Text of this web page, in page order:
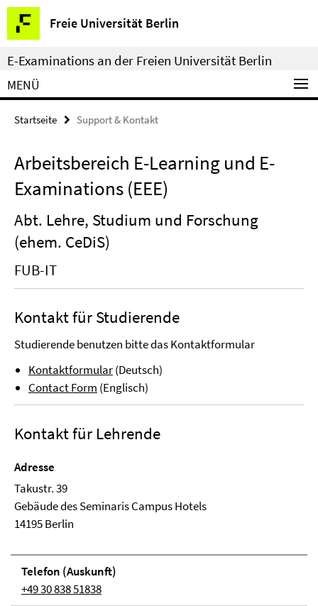
Springe
direkt
zu
Inhalt
Freie Universität Berlin
Service-
Navigation
E-Examinations an der Freien Universität Berlin
MENÜ
Startseite Support & Kontakt
Arbeitsbereich E-Learning und E-
Examinations (EEE)
Abt. Lehre, Studium und Forschung
(ehem. CeDiS)
FUB-IT
Kontakt für Studierende
Studierende benutzen bitte das Kontaktformular
Kontaktformular(Deutsch)
Contact Form (Englisch)
Kontakt für Lehrende
Adresse
Takustr. 39
Ge­bäude des Seminaris Campus Hotels
14195 Berlin
Telefon (Aus­kunft)
+49 30 838 51838